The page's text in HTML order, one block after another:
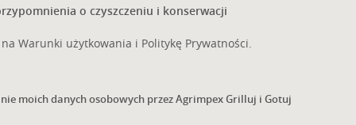
o czyszczeniu i konserwacji
Warunki użytkowania i Politykę Prywatności.
moich danych osobowych przez Agrimpex Grilluj i Gotuj